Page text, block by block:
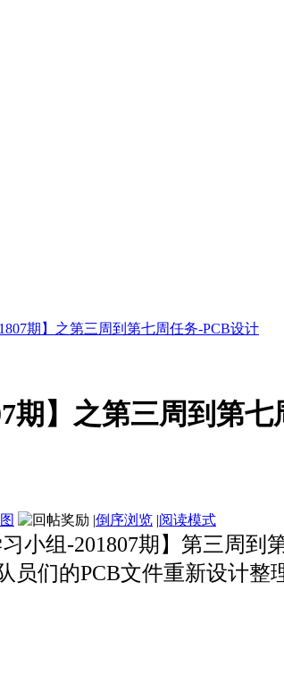
期】之第三周到第七周任务-PCB设计
期】之第三周到第
|倒序浏览 |阅读模式
小组-201807期】第三周
们的PCB文件重新设计整